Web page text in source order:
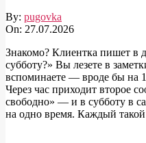
By: pugovka
On: 27.07.2026
Знакомо? Клиентка пишет в
субботу?» Вы лезете в
вспоминаете — вроде бы на
Через час приходит второе
свободно» — и в субботу в
на одно время. Каждый такой